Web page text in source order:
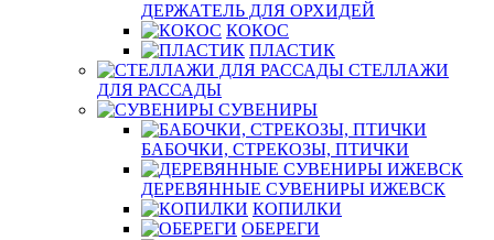
ДЕРЖАТЕЛЬ ДЛЯ ОРХИДЕЙ
КОКОС
ПЛАСТИК
СТЕЛЛАЖИ
ДЛЯ РАССАДЫ
СУВЕНИРЫ
БАБОЧКИ, СТРЕКОЗЫ, ПТИЧКИ
ДЕРЕВЯННЫЕ СУВЕНИРЫ ИЖЕВСК
КОПИЛКИ
ОБЕРЕГИ